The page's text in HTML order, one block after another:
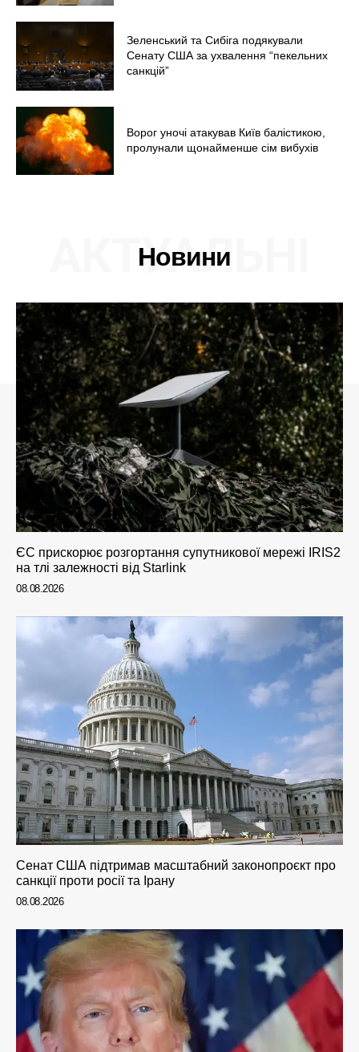
Зеленський та Сибіга подякували
Сенату США за ухвалення “пекельних
санкцій”
Ворог уночі атакував Київ балістикою,
пролунали щонайменше сім вибухів
Новини
АКТУАЛЬНІ
ЄС прискорює розгортання супутникової мережі IRIS2
на тлі залежності від Starlink
08.08.2026
Сенат США підтримав масштабний законопроєкт про
санкції проти росії та Ірану
08.08.2026